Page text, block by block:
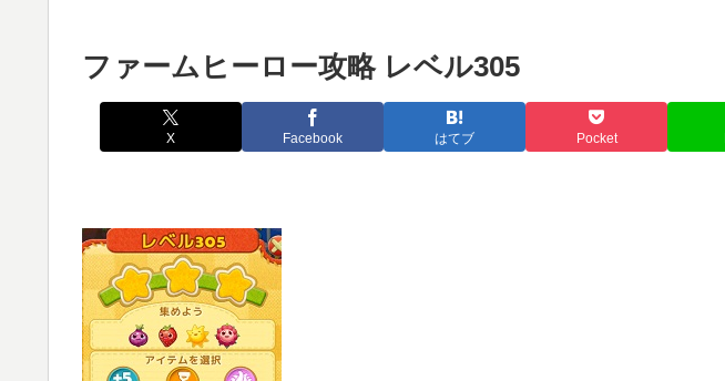
ファームヒーロー攻略 レベル305
X Facebook はてブ Pocket